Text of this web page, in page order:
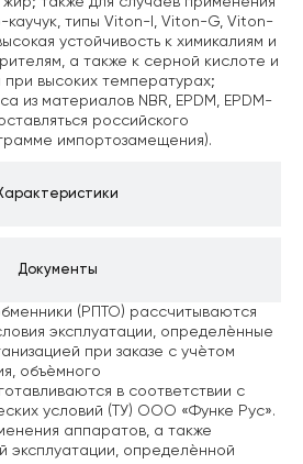
Документы
типы Viton-I, Viton-G, Viton-
устойчивость к химикалиям и
а также к серной кислоте и
высоких температурах;
из материалов NBR, EPDM, EPDM-
российского
импортозамещения).
(РПТО) рассчитываются
эксплуатации, определѐнные
при заказе с учѐтом
объѐмного
в соответствии с
условий (ТУ) ООО «Функе Рус».
аппаратов, а также
эксплуатации, определѐнной